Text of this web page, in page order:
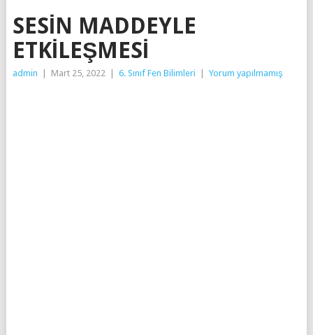
SESIN MADDEYLE
ETKILEŞMESI
admin Mart 25, 2022 6. Sınıf Fen Bilimleri Yorum yapılmamış